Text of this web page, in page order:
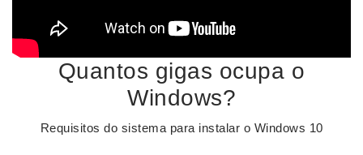
Quantos gigas ocupa o
Windows?
Requisitos do sistema para instalar o Windows 10